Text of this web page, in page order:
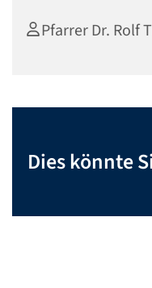
Pfarrer Dr. Rolf
Dies könnte